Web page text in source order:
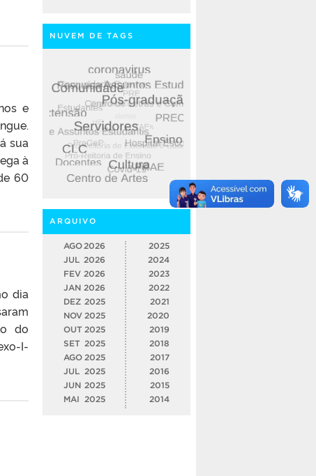
e
sua
à
60
dia
do
I-
NUVEM DE TAGS
ARQUIVO
AGO 2026
JUL 2026
FEV 2026
JAN 2026
DEZ 2025
NOV 2025
OUT 2025
SET 2025
AGO 2025
JUL
2025
JUN 2025
MAI
2025
2025
2024
2023
2022
2021
2020
2019
2018
2017
2016
2015
2014